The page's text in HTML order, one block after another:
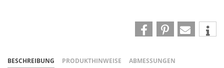
BESCHREIBUNG PRODUKTHINWEISE
ABMESSUNGEN